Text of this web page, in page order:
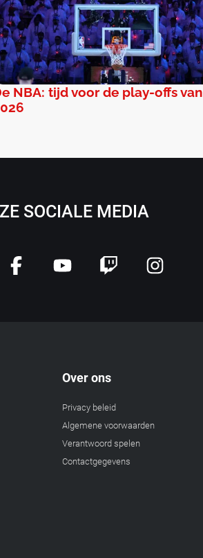
NBA: tijd voor de play-offs van
SOCIALE MEDIA
Over ons
Privacy beleid
Algemene voorwaarden
Verantwoord spelen
Contactgegevens